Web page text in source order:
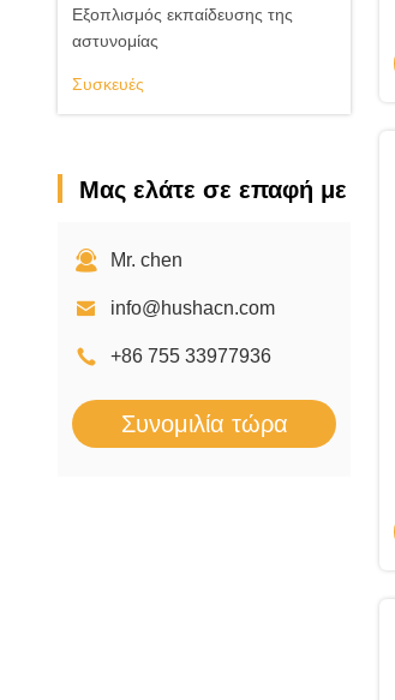
Εξοπλισμός εκπαίδευσης της
αστυνομίας
Συσκευές
Μας ελάτε σε επαφή με
Mr. chen
info@hushacn.com
+86 755 33977936
Συνομιλία τώρα